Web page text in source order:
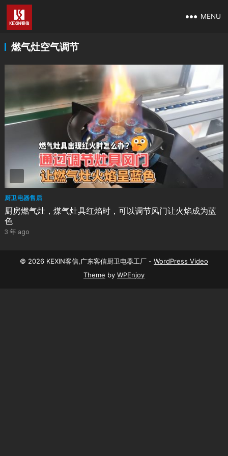
MENU
燃气灶空气调节
厨卫电器售后
厨房燃气灶，煤气灶具红焰时，可以调节风门让火焰成为蓝
色
3 年 ago
© 2026 KEXIN客信,广东客信厨卫电器工厂 - WordPress Video
Theme by WPEnjoy